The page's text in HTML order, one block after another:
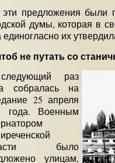
предложения были
думы, которая в
единогласно их
не путать со
раз
собралась на
25 апреля
года. Военным
было
улицам,